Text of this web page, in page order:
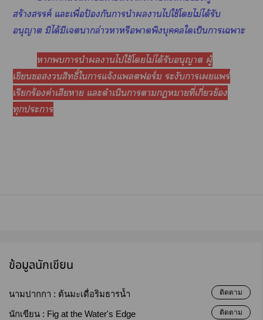
สร้างสรรค์ แะเพื่อป้องกันานำานไใช้โไม่ได้รับ
อนุญาต มิได้มีเากล่าวาหรือาพิงบุคคลใเป็นาเาะ
าานำานไใช้โไม่ได้รับอนุญาต ผู้
เขียนสิทธิ์ใาแจ้งแลตฟอร์ม ระงับาเแพร่
เรียกร้องค่าเสียา แะดำเนินาาาที่เกี่ยวข้อง
ทุกะา
ข้อมูลนักเขียน
นามปากกา : ต้นมะเดื่อริมธารน้ำ ติดตาม
นักเขียน : Fig at the Water's Edge ติดตาม